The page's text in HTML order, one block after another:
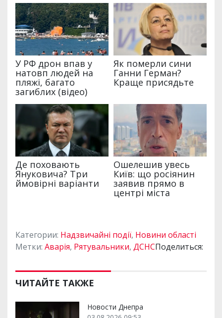
Категории: Надзвичайні події, Новини області
Метки: Аварія, Рятувальники, ДСНСПоделиться:
ЧИТАЙТЕ ТАКЖЕ
Новости Днепра